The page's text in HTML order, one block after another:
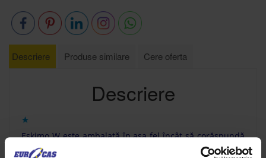
Descriere Produse similare Cere oferta
Descriere
Eskimo W este ambalată în aşa fel încât să corăspundă
cerinţelor fiecărui producător: